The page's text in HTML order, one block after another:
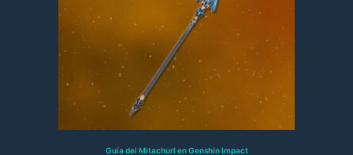
Guía del Mitachurl en Genshin Impact